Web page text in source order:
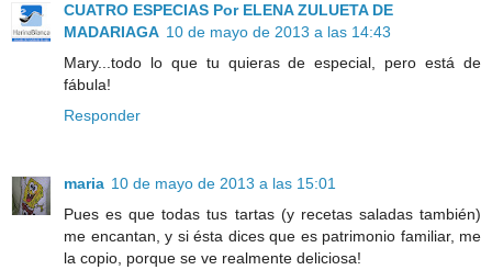
CUATRO ESPECIAS Por ELENA ZULUETA DE
MADARIAGA 10 de mayo de 2013 a las 14:43
Mary...todo lo que tu quieras de especial, pero está de
fábula!
Responder
maria 10 de mayo de 2013 a las 15:01
Pues es que todas tus tartas (y recetas saladas también)
me encantan, y si ésta dices que es patrimonio familiar, me
la copio, porque se ve realmente deliciosa!